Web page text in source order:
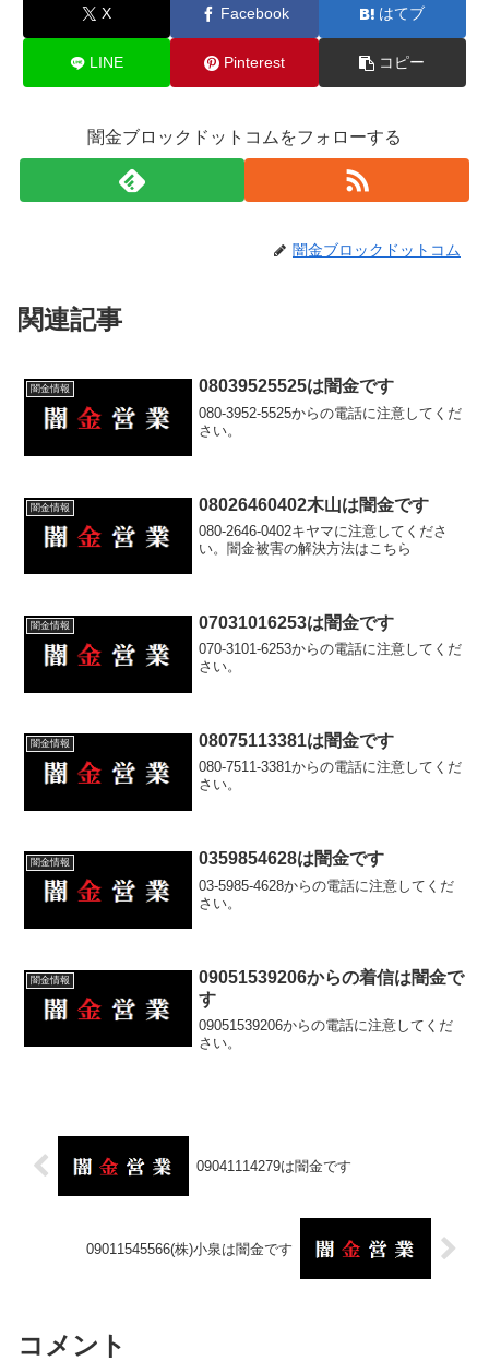
X Facebook はてブ
LINE Pinterest コピー
闇金ブロックドットコムをフォローする
闇金ブロックドットコム
関連記事
闇金情報 08039525525は闇金です
080-3952-5525からの電話に注意してくだ
さい。
闇金情報 08026460402木山は闇金です
080-2646-0402キヤマに注意してくださ
い。闇金被害の解決方法はこちら
闇金情報 07031016253は闇金です
070-3101-6253からの電話に注意してくだ
さい。
闇金情報 08075113381は闇金です
080-7511-3381からの電話に注意してくだ
さい。
闇金情報 0359854628は闇金です
03-5985-4628からの電話に注意してくだ
さい。
闇金情報
09051539206からの着信は闇金で
す
09051539206からの電話に注意してくだ
さい。
09041114279は闇金です
09011545566(株)小泉は闇金です
コメント